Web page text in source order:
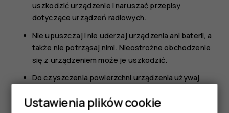
uszkodzić urządzenie i naruszać przepisy
dotyczące urządzeń radiowych.
Nie upuszczaj i nie uderzaj urządzenia ani baterii, a
także nie potrząsaj nimi. Nieostrożne obchodzenie
się z urządzeniem może je uszkodzić.
Do czyszczenia powierzchni urządzenia używaj
Nie maluj urządzenia. Farba może uniemożliwić
Ustawienia plików cookie